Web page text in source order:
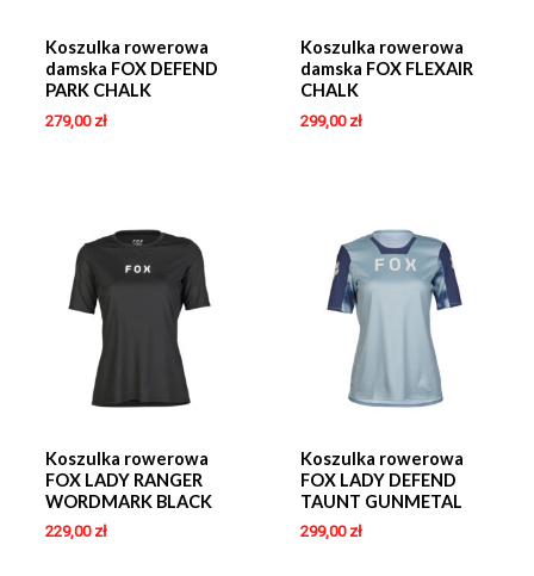
Koszulka rowerowa
damska FOX DEFEND
PARK CHALK
279,00 zł
Koszulka rowerowa
damska FOX FLEXAIR
CHALK
299,00 zł
Koszulka rowerowa
FOX LADY RANGER
WORDMARK BLACK
229,00 zł
Koszulka rowerowa
FOX LADY DEFEND
TAUNT GUNMETAL
299,00 zł